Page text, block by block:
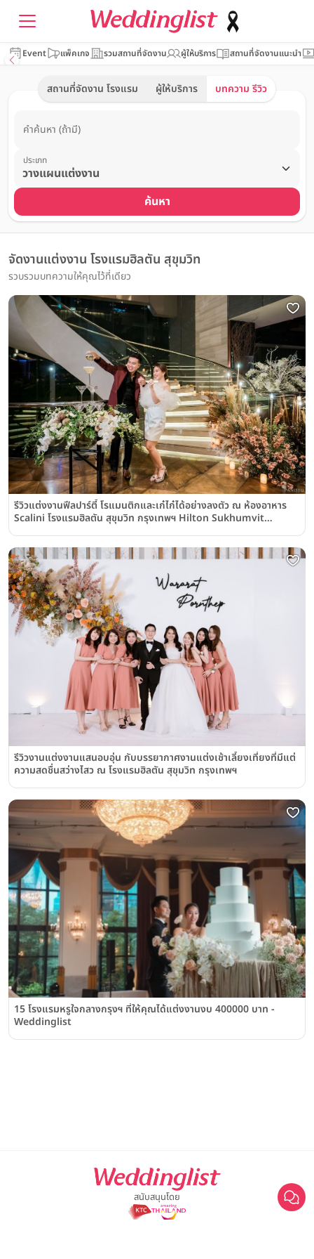
Event แพ็คเกจ รวมสถานที่จัดงาน ผู้ให้บริการ สถานที่จัดงานแนะนำ
สถานที่จัดงาน โรงแรม ผู้ให้บริการ บทความ รีวิว
คำค้นหา (ถ้ามี)
ประเภท
ค้นหา
จัดงานแต่งงาน โรงแรมฮิลตัน สุขุมวิท
รวบรวมบทความให้คุณไว้ที่เดียว
รีวิวแต่งงานฟีลปาร์ตี้ โรแมนติกและเก๋ไก๋ได้อย่างลงตัว ณ ห้องอาหาร
Scalini โรงแรมฮิลตัน สุขุมวิท กรุงเทพฯ Hilton Sukhumvit
รีวิวงานแต่งงานแสนอบอุ่น กับบรรยากาศงานแต่งเช้าเลี้ยงเที่ยงที่มีแต่
ความสดชื่นสว่างไสว ณ โรงแรมฮิลตัน สุขุมวิท กรุงเทพฯ
15 โรงแรมหรูใจกลางกรุงฯ ที่ให้คุณได้แต่งงานงบ 400000 บาท -
Weddinglist
สนับสนุนโดย